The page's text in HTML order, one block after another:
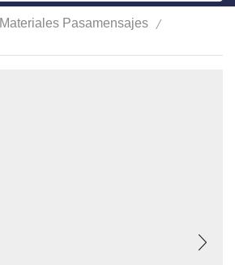
Materiales Pasamensajes /